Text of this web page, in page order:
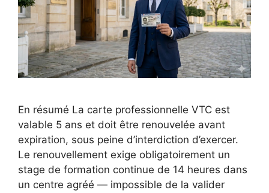
En résumé La carte professionnelle VTC est
valable 5 ans et doit être renouvelée avant
expiration, sous peine d’interdiction d’exercer.
Le renouvellement exige obligatoirement un
stage de formation continue de 14 heures dans
un centre agréé — impossible de la valider